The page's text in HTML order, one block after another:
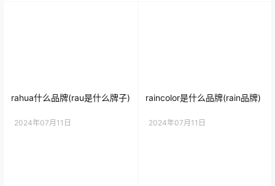
rahua什么品牌(rau是什么牌子)
2024年07月11日
raincolor是什么品牌(rain品牌)
2024年07月11日